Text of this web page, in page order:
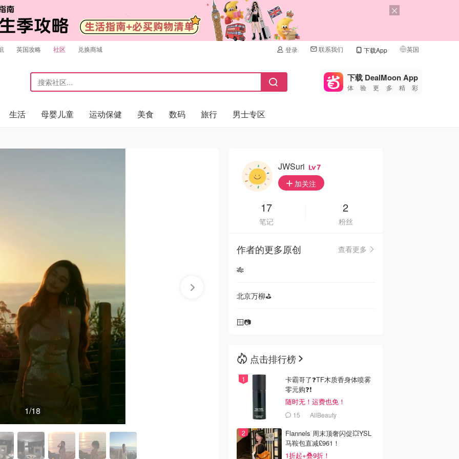
英国攻略 社区 兑换商城 登录 联系我们 下载App 英国
🇺🇸
🇨🇳 中国
🇦🇺
🇳🇿新西兰
下载 DealMoon App
体验更多精彩
生活 母婴儿童 运动保健 美食 数码 旅行 男士专区
1/18
JWSuri 7
加关注
17
笔记
2
粉丝
作者的更多原创
查看更多
🎋
北京万柳⛳️
🪟📷
点击排行榜
卡霸哥了❓TF木质香身体喷雾
零元购❓❗
随时无！运费也免！
15 AllBeauty
Flannels 周末顶奢闪促💥YSL
马鞍包直减£961！
1折起+叠9折！